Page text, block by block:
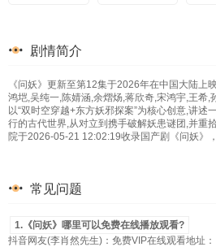
剧情简介
《问妖》更新至第12集于2026年在中国大陆上
鸿垲,吴纯一,陈婧涵,余熠炀,蒋欣奇,宋鸿宇,王希,
以“双时空穿越+东方妖邪探案”为核心创意,讲述
行的古代世界,从对立到携手破解妖患谜团,并重
院于2026-05-21 12:02:19收录国产剧《问妖》
常见问题
1.《问妖》哪里可以免费在线播放观看?
抖音网友(李肖然先生)：免费VIP在线观看地址：